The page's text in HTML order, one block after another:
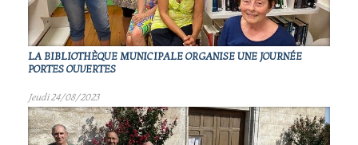
LA BIBLIOTHÈQUE MUNICIPALE ORGANISE UNE JOURNÉE
PORTES OUVERTES
Jeudi 24/08/2023